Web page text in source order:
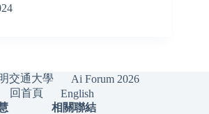
交通大學
Ai Forum 2026
回首頁
English
相關聯結